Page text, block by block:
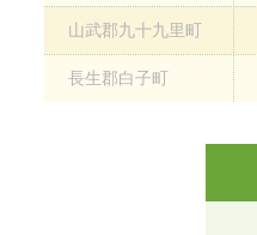
山武郡九十九里町
長生郡白子町